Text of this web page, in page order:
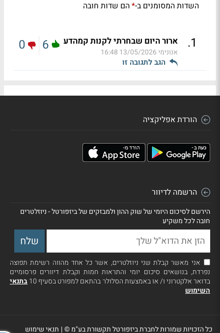
השדות המסומנים ב-*הם שדות חובה
1
. ארור היום שבחרתי לקנות קמהדע
אנונימי13/05/2026 16:48
הגב לתגובה זו
6
0
הורדת אפליקציה
הרשמה לדיוור
הירשם לסיכום היומי של שוק ההון ולמבזקים של ביזפורטל - ניוזלטרים
חובה לכל משקיע
אני מאשר קבלת שני ניוזלטרים, אשר כל אחד מהווה רשימת תפוצה
נפרדת, בנושאים סיכום יומי והתראות חמות וקבלת דיוורים פרסומיים
בדואר אלקטרוני ו/ או באמצעות הסלולר בהתאם למפורט בסעיף 10
בתנאי
השימוש
כל הזכויות שמורות לחברת ביזפורטל תקשורת בע"מ ©| תנאי שימוש